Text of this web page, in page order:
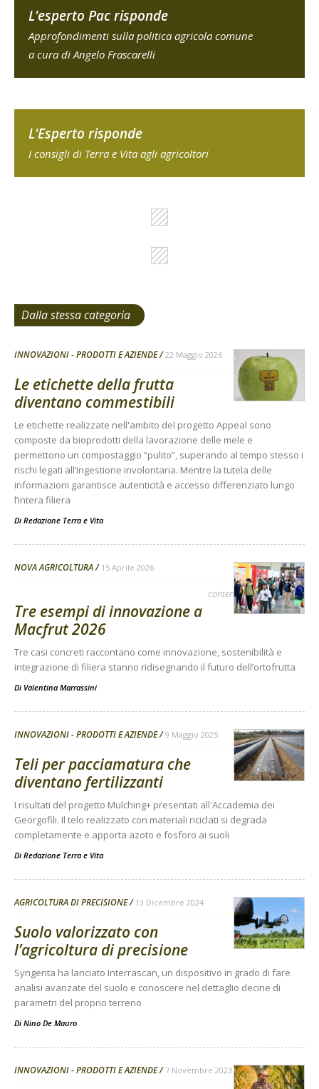
L'esperto Pac risponde
Approfondimenti sulla politica agricola comune
a cura di Angelo Frascarelli
L'Esperto risponde
I consigli di Terra e Vita agli agricoltori
Dalla stessa categoria
INNOVAZIONI - PRODOTTI E AZIENDE 22 Maggio 2026
Le etichette della frutta
diventano commestibili
Le etichette realizzate nell'ambito del progetto Appeal sono
composte da bioprodotti della lavorazione delle mele e
permettono un compostaggio “pulito”, superando al tempo stesso i
rischi legati all’ingestione involontaria. Mentre la tutela delle
informazioni garantisce autenticità e accesso differenziato lungo
l’intera filiera
Di Redazione Terra e Vita
NOVA AGRICOLTURA 15 Aprile 2026
contenuto sponsorizzato
Tre esempi di innovazione a
Macfrut 2026
Tre casi concreti raccontano come innovazione, sostenibilità e
integrazione di filiera stanno ridisegnando il futuro dell’ortofrutta
Di Valentina Marrassini
INNOVAZIONI - PRODOTTI E AZIENDE 9 Maggio 2025
Teli per pacciamatura che
diventano fertilizzanti
I risultati del progetto Mulching+ presentati all'Accademia dei
Georgofili. Il telo realizzato con materiali riciclati si degrada
completamente e apporta azoto e fosforo ai suoli
Di Redazione Terra e Vita
AGRICOLTURA DI PRECISIONE 13 Dicembre 2024
Suolo valorizzato con
l’agricoltura di precisione
Syngenta ha lanciato Interrascan, un dispositivo in grado di fare
analisi avanzate del suolo e conoscere nel dettaglio decine di
parametri del proprio terreno
Di Nino De Mauro
INNOVAZIONI - PRODOTTI E AZIENDE 7 Novembre 2023